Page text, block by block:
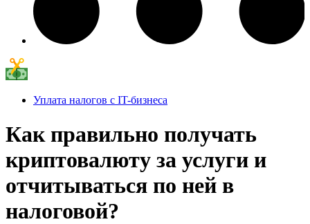
Уплата налогов с IT-бизнеса
Как правильно получать
криптовалюту за услуги и
отчитываться по ней в
налоговой?